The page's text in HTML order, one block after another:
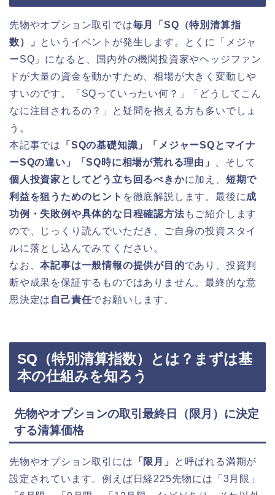
先物やオプション取引では毎月「SQ（特別清算指
数）」 というイベントが発生します。とくに「メジャ
ーSQ」になると、国内外の機関投資家やヘッジファン
ドが大量の資金を動かすため、相場が大きく変動しや
すいのです。「SQっていったい何？」「どうしてこん
なに注目されるの？」と疑問を抱える方も多いでしょ
う。
本記事では
「SQの基礎知識」「メジャーSQとマイナ
ーSQの違い」「SQ時に相場が荒れる理由」
、そして
個人投資家としてどう立ち回るべきかに加え、 短期で
利益を狙うためのヒント を徹底解説します。最後に成
功例・失敗例や具体的な日程確認方法もご紹介します
ので、じっくり読んでいただき、ご自身の投資スタイ
ルに落とし込んでみてください。
なお、本記事は一般情報の提供が目的であり、投資判
断や成果を保証するものではありません。最終的な意
思決定は 自己責任でお願いします。
SQ（特別清算指数）とは？まずは基
本の仕組みを知ろう
先物やオプションの取引最終日（限月）に決定
する清算価格
先物やオプション取引には 「限月」
と呼ばれる満期が
設定されています。例えば日経225先物には「3月限」